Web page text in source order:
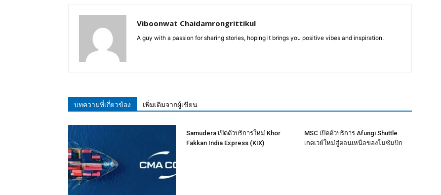
Viboonwat Chaidamrongrittikul
A guy with a passion for sharing stories, hoping it brings you positive vibes and inspiration.
บทความที่เกี่ยวข้อง เพิ่มเติมจากผู้เขียน
Samudera เปิดตัวบริการใหม่ Khor
Fakkan India Express (KIX)
MSC เปิดตัวบริการ Afungi Shuttle
เกตเวย์ใหม่สู่ตอนเหนือของโมซัมบิก